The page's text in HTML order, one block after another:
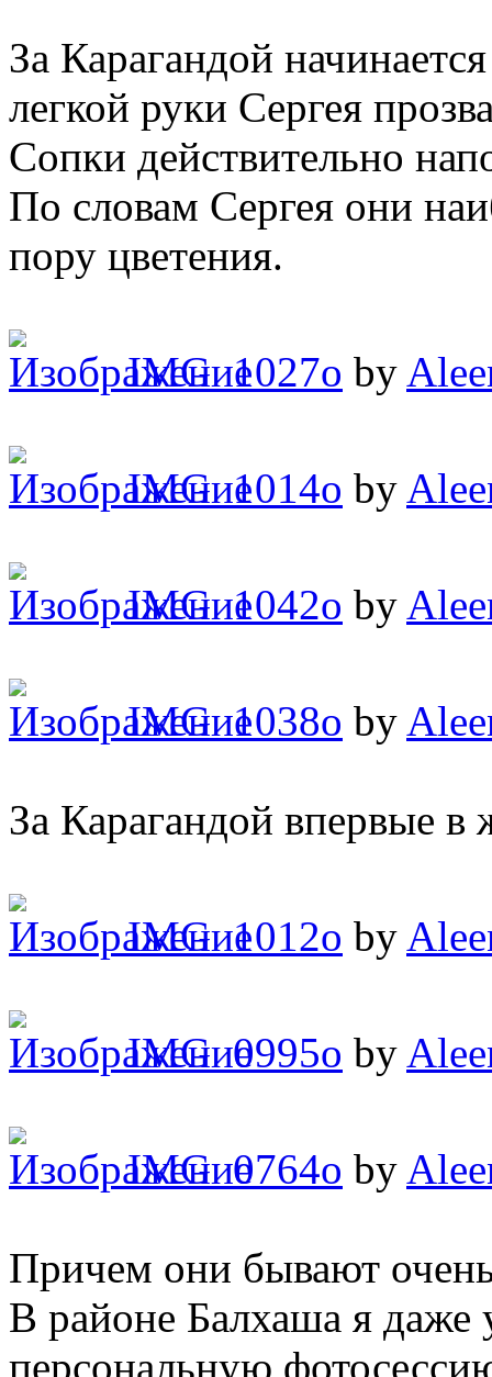
За Карагандой
легкой руки Сергея
Сопки действительно
По словам Сергея они
пору цветения.
IMG_1027o by
IMG_1014o by
IMG_1042o by
IMG_1038o by
За Карагандой впервые в
IMG_1012o by
IMG_0995o by
IMG_0764o by
Причем они бывают
В районе Балхаша я даже
персональную